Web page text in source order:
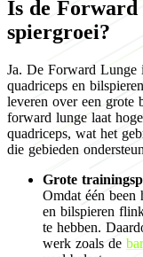
Is de Forward
spiergroei?
Ja. De Forward Lunge
quadriceps en
leveren over een grote
forward lunge laat
quadriceps, wat het
die gebieden
Grote
Omdat één been
en bilspieren
te hebben.
werk zoals de